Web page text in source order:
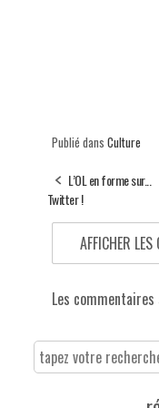
Publié dans Culture
L’OL en forme sur...
Twitter !
AFFICHER
Les